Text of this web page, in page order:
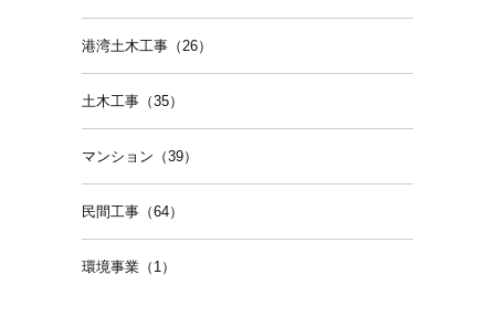
港湾土木工事（26）
土木工事（35）
マンション（39）
民間工事（64）
環境事業（1）